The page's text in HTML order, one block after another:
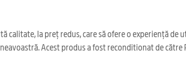
la preț redus, care să ofere o experiență de
Acest produs a fost reconditionat de